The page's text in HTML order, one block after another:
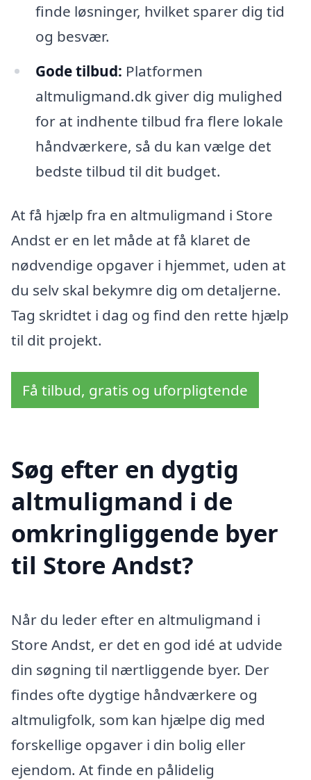
finde løsninger, hvilket sparer dig tid
og besvær.
Gode tilbud: Platformen
altmuligmand.dk giver dig mulighed
for at indhente tilbud fra flere lokale
håndværkere, så du kan vælge det
bedste tilbud til dit budget.
At få hjælp fra en altmuligmand i Store
Andst er en let måde at få klaret de
nødvendige opgaver i hjemmet, uden at
du selv skal bekymre dig om detaljerne.
Tag skridtet i dag og find den rette hjælp
til dit projekt.
Få tilbud, gratis og uforpligtende
Søg efter en dygtig
altmuligmand i de
omkringliggende byer
til Store Andst?
Når du leder efter en altmuligmand i
Store Andst, er det en god idé at udvide
din søgning til nærtliggende byer. Der
findes ofte dygtige håndværkere og
altmuligfolk, som kan hjælpe dig med
forskellige opgaver i din bolig eller
ejendom. At finde en pålidelig